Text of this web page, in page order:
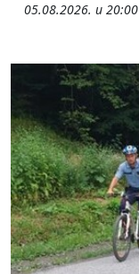
05.08.2026. u 20:00